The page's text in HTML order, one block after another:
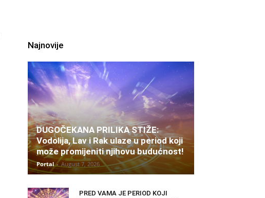
Najnovije
DUGOČEKANA PRILIKA STIŽE:
Vodolija, Lav i Rak ulaze u period koji
može promijeniti njihovu budućnost!
Portal - August 7, 2026
PRED VAMA JE PERIOD KOJI